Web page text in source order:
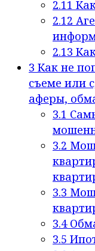
2.11
2.12
2.13
3 Как не
съеме или
аферы,
3.1
3.2
3.3
3.4
3.5